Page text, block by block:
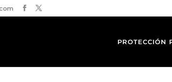
PROTECCIÓN